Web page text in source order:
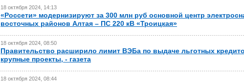
18 октября 2024, 14:13
«Россети» модернизируют за 300 млн руб основной центр
восточных районов Алтая – ПС 220 кВ «Троицкая»
18 октября 2024, 08:50
Правительство расширило лимит ВЭБа по выдаче льготных
крупные проекты, - газета
18 октября 2024, 08:44